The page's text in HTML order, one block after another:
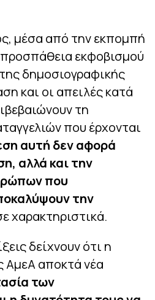
μέσα από την εκπομπή
προσπάθεια εκφοβισμού
δημοσιογραφικής
και οι απειλές κατά
τη
που έρχονται
αυτή δεν αφορά
αλλά και την
που
την
χαρακτηριστικά.
δείχνουν ότι η
ΑμεΑ αποκτά νέα
των